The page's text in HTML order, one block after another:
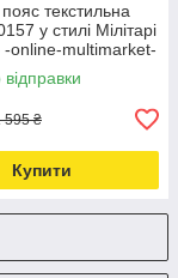
текстильна
у стилі Мілітарі
-online-multimarket-
595 ₴
Купити